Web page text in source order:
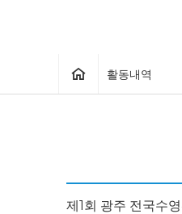
활동내역
제1회 광주 전국수